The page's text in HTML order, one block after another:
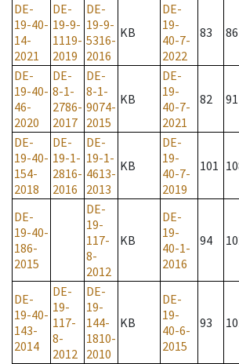
DE-
19-40-
14-
2021
DE-
19-9-
1119-
2019
DE-
19-9-
5316-
2016
KB
DE-
19-
40-7-
2022
83 86
DE-
19-40-
46-
2020
DE-
8-1-
2786-
2017
DE-
8-1-
9074-
2015
KB
DE-
19-
40-7-
2021
82 91
DE-
19-40-
154-
2018
DE-
19-1-
2816-
2016
DE-
19-1-
4613-
2013
KB
DE-
19-
40-7-
2019
101
DE-
19-40-
186-
2015
DE-
19-
117-
8-
2012
KB
DE-
19-
40-1-
2016
94
DE-
19-40-
143-
2014
DE-
19-
117-
8-
2012
DE-
19-
144-
1810-
2010
KB
DE-
19-
40-6-
2015
93